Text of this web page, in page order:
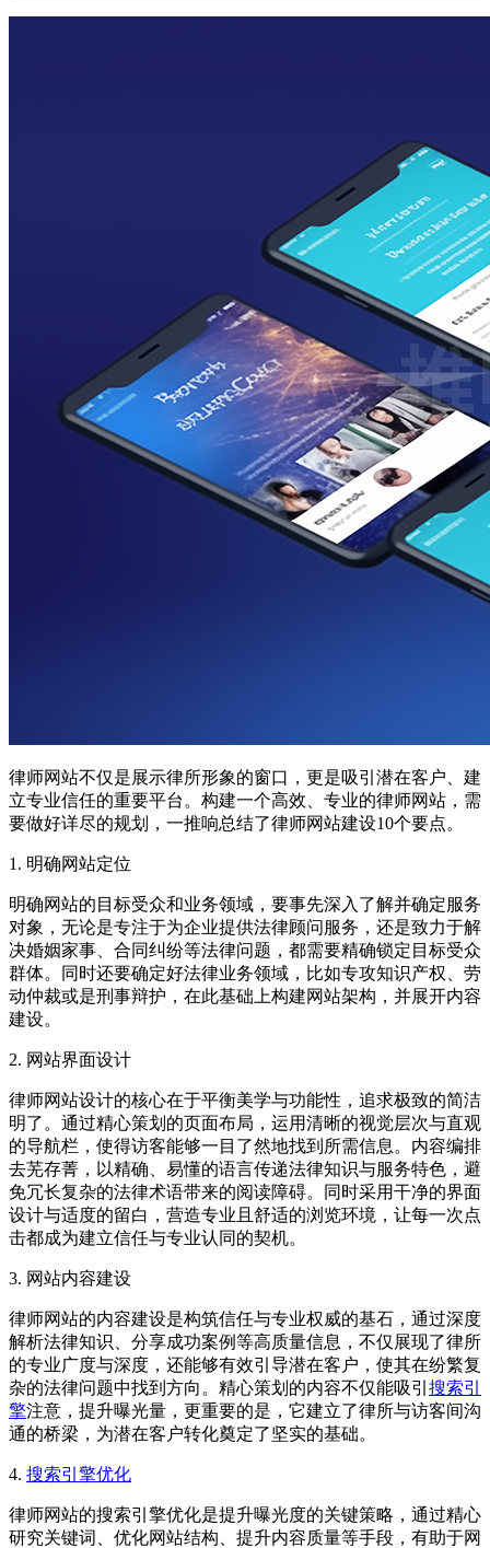
律师网站不仅是展示律所形象的窗口，更是吸引潜在客户、建
立专业信任的重要平台。构建一个高效、专业的律师网站，需
要做好详尽的规划，一推响总结了律师网站建设10个要点。
1. 明确网站定位
明确网站的目标受众和业务领域，要事先深入了解并确定服务
对象，无论是专注于为企业提供法律顾问服务，还是致力于解
决婚姻家事、合同纠纷等法律问题，都需要精确锁定目标受众
群体。同时还要确定好法律业务领域，比如专攻知识产权、劳
动仲裁或是刑事辩护，在此基础上构建网站架构，并展开内容
建设。
2. 网站界面设计
律师网站设计的核心在于平衡美学与功能性，追求极致的简洁
明了。通过精心策划的页面布局，运用清晰的视觉层次与直观
的导航栏，使得访客能够一目了然地找到所需信息。内容编排
去芜存菁，以精确、易懂的语言传递法律知识与服务特色，避
免冗长复杂的法律术语带来的阅读障碍。同时采用干净的界面
设计与适度的留白，营造专业且舒适的浏览环境，让每一次点
击都成为建立信任与专业认同的契机。
3. 网站内容建设
律师网站的内容建设是构筑信任与专业权威的基石，通过深度
解析法律知识、分享成功案例等高质量信息，不仅展现了律所
的专业广度与深度，还能够有效引导潜在客户，使其在纷繁复
杂的法律问题中找到方向。精心策划的内容不仅能吸引 搜索引
擎注意，提升曝光量，更重要的是，它建立了律所与访客间沟
通的桥梁，为潜在客户转化奠定了坚实的基础。
4. 搜索引擎优化
律师网站的搜索引擎优化是提升曝光度的关键策略，通过精心
研究关键词、优化网站结构、提升内容质量等手段，有助于网